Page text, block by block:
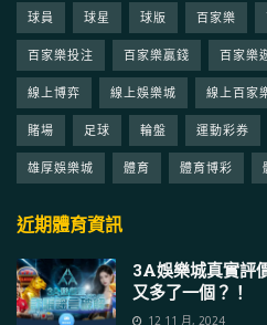
球員 球星 球版 百家樂
百家樂投注 百家樂贏錢 百家樂
線上博弈 線上娛樂城 線上百家
賭場 足球 輪盤 運動彩券
雄厚娛樂城 體育 體育博彩
近期體育資訊
3A娛樂城真實評
又多了一個？！
12 11 月, 2024